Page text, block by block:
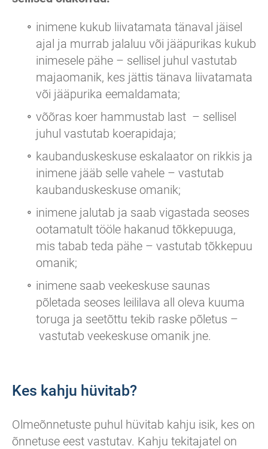
inimene kukub liivatamata tänaval jäisel
ajal ja murrab jalaluu või jääpurikas kukub
inimesele pähe – sellisel juhul vastutab
majaomanik, kes jättis tänava liivatamata
või jääpurika eemaldamata;
võõras koer hammustab last – sellisel
juhul vastutab koerapidaja;
kaubanduskeskuse eskalaator on rikkis ja
inimene jääb selle vahele – vastutab
kaubanduskeskuse omanik;
inimene jalutab ja saab vigastada seoses
ootamatult tööle hakanud tõkkepuuga,
mis tabab teda pähe – vastutab tõkkepuu
omanik;
inimene saab veekeskuse saunas
põletada seoses leililava all oleva kuuma
toruga ja seetõttu tekib raske põletus –
vastutab veekeskuse omanik jne.
Kes kahju hüvitab?
Olmeõnnetuste puhul hüvitab kahju isik, kes on
õnnetuse eest vastutav. Kahju tekitajatel on